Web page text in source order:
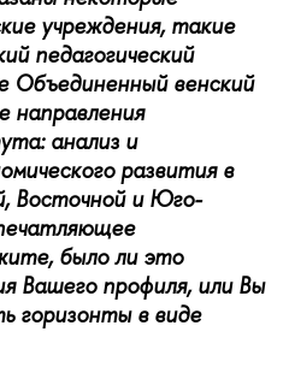
учреждения, такие
педагогический
Объединенный венский
анализ и
развития в
Восточной и Юго-
было ли это
Вашего профиля, или Вы
горизонты в виде